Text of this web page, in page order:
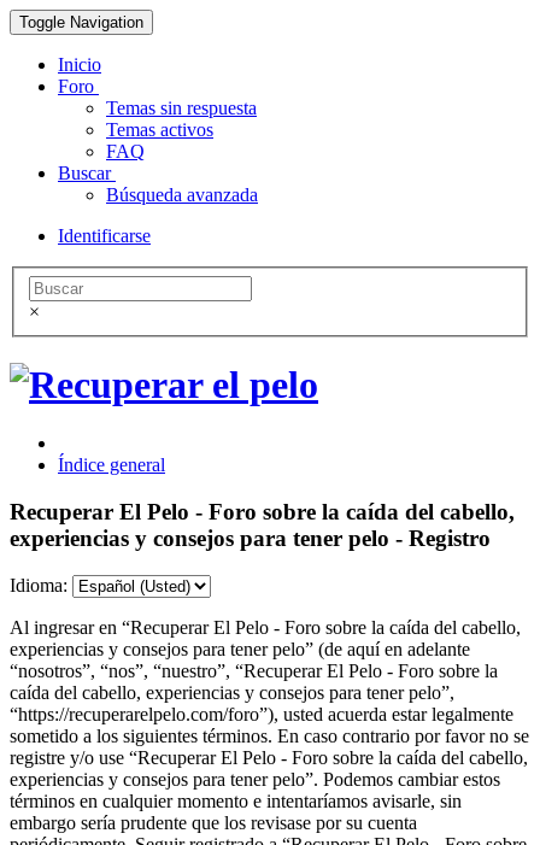
Toggle Navigation
Inicio
Foro
Temas sin respuesta
Temas activos
FAQ
Buscar
Búsqueda avanzada
Identificarse
×
Índice general
Recuperar El Pelo - Foro sobre la caída del cabello,
experiencias y consejos para tener pelo - Registro
Idioma:
Al ingresar en “Recuperar El Pelo - Foro sobre la caída del cabello,
experiencias y consejos para tener pelo” (de aquí en adelante
“nosotros”, “nos”, “nuestro”, “Recuperar El Pelo - Foro sobre la
caída del cabello, experiencias y consejos para tener pelo”,
“https://recuperarelpelo.com/foro”), usted acuerda estar legalmente
sometido a los siguientes términos. En caso contrario por favor no se
registre y/o use “Recuperar El Pelo - Foro sobre la caída del cabello,
experiencias y consejos para tener pelo”. Podemos cambiar estos
términos en cualquier momento e intentaríamos avisarle, sin
embargo sería prudente que los revisase por su cuenta